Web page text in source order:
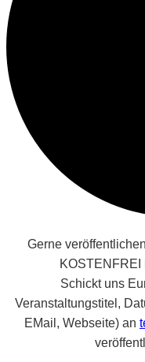
Gerne
KOSTENFREI
Schickt uns
Veranstaltungstitel,
EMail, Webseite) an